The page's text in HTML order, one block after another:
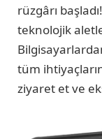
rüzgârı
teknolojik
tüm
ziyaret et ve